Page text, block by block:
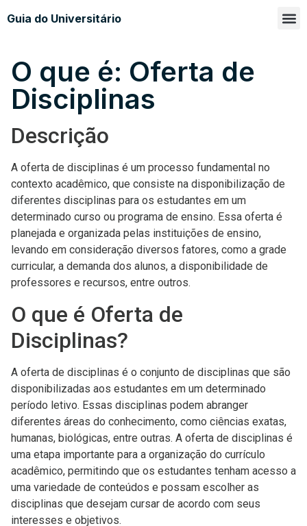
Guia do Universitário
O que é: Oferta de
Disciplinas
Descrição
A oferta de disciplinas é um processo fundamental no
contexto acadêmico, que consiste na disponibilização de
diferentes disciplinas para os estudantes em um
determinado curso ou programa de ensino. Essa oferta é
planejada e organizada pelas instituições de ensino,
levando em consideração diversos fatores, como a grade
curricular, a demanda dos alunos, a disponibilidade de
professores e recursos, entre outros.
O que é Oferta de
Disciplinas?
A oferta de disciplinas é o conjunto de disciplinas que são
disponibilizadas aos estudantes em um determinado
período letivo. Essas disciplinas podem abranger
diferentes áreas do conhecimento, como ciências exatas,
humanas, biológicas, entre outras. A oferta de disciplinas é
uma etapa importante para a organização do currículo
acadêmico, permitindo que os estudantes tenham acesso a
uma variedade de conteúdos e possam escolher as
disciplinas que desejam cursar de acordo com seus
interesses e objetivos.